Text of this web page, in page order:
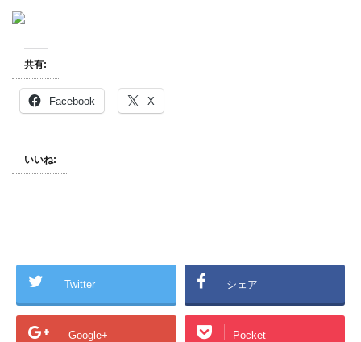
共有:
Facebook X
いいね:
Twitter シェア
Google+ Pocket